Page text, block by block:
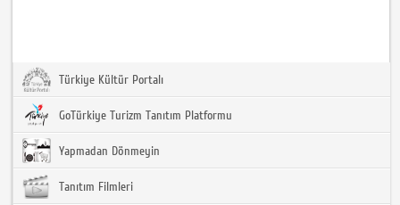
Türkiye Kültür Portalı
GoTürkiye Turizm Tanıtım Platformu
Yapmadan Dönmeyin
Tanıtım Filmleri